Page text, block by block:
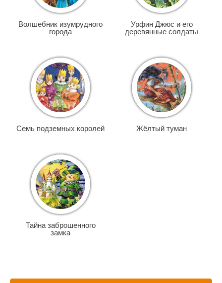
Волшебник изумрудного
города
Урфин Джюс и его
деревянные солдаты
Семь подземных королей Жёлтый туман
Тайна заброшенного
замка